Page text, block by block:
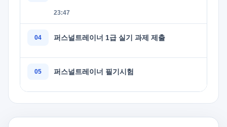
23:47
퍼스널트레이너 1급 실기 과제 제출
퍼스널트레이너 필기시험